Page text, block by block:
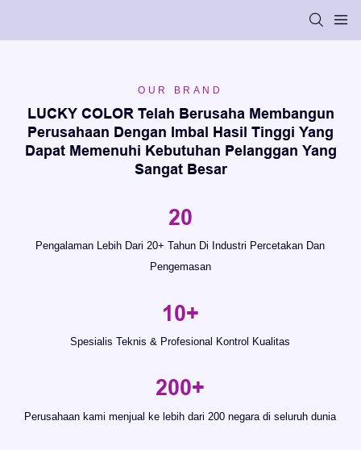
OUR BRAND
LUCKY COLOR Telah Berusaha Membangun
Perusahaan Dengan Imbal Hasil Tinggi Yang
Dapat Memenuhi Kebutuhan Pelanggan Yang
Sangat Besar
20
Pengalaman Lebih Dari 20+ Tahun Di Industri Percetakan Dan
Pengemasan
10+
Spesialis Teknis & Profesional Kontrol Kualitas
200+
Perusahaan kami menjual ke lebih dari 200 negara di seluruh dunia